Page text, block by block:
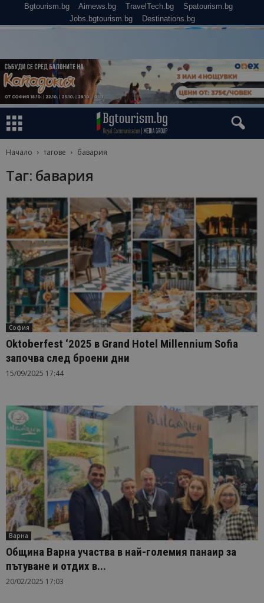
Bgtourism.bg Airnews.bg TravelTech.bg
Spatourism.bg
Jobs.bgtourism.bg
Destinations.bg
Начало тагове бавария
Таг: бавария
София
Oktoberfest ‘2025 в Grand Hotel Millennium Sofia
започва след броени дни
15/09/2025 17:44
Варна
Община Варна участва в най-големия панаир за
пътуване и отдих в...
20/02/2025 17:03